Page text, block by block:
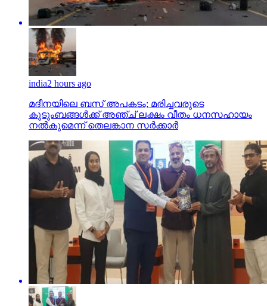
india2 hours ago
മദീനയിലെ ബസ് അപകടം; മരിച്ചവരുടെ
കുടുംബങ്ങള്‍ക്ക് അഞ്ച് ലക്ഷം വീതം ധനസഹായം
നല്‍കുമെന്ന് തെലങ്കാന സര്‍ക്കാര്‍